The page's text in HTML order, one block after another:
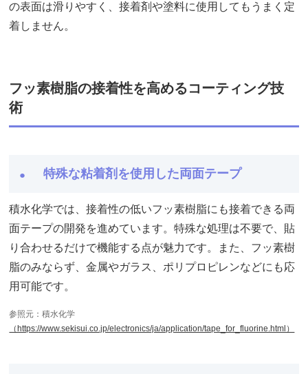
の表面は滑りやすく、接着剤や塗料に使用してもうまく定
着しません。
フッ素樹脂の接着性を高めるコーティング技
術
特殊な粘着剤を使用した両面テープ
積水化学では、接着性の低いフッ素樹脂にも接着できる両
面テープの開発を進めています。特殊な処理は不要で、貼
り合わせるだけで機能する点が魅力です。また、フッ素樹
脂のみならず、金属やガラス、ポリプロピレンなどにも応
用可能です。
参照元：積水化学
（https://www.sekisui.co.jp/electronics/ja/application/tape_for_fluorine.html）